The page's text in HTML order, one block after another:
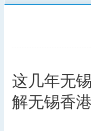
这几年无
解无锡香